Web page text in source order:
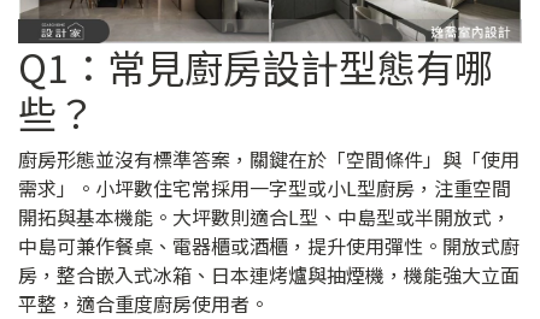
Q1：常見廚房設計型態有哪
些？
廚房形態並沒有標準答案，關鍵在於「空間條件」與「使用
需求」。小坪數住宅常採用一字型或小L型廚房，注重空間
開拓與基本機能。大坪數則適合L型、中島型或半開放式，
中島可兼作餐桌、電器櫃或酒櫃，提升使用彈性。開放式廚
房，整合嵌入式冰箱、日本連烤爐與抽煙機，機能強大立面
平整，適合重度廚房使用者。